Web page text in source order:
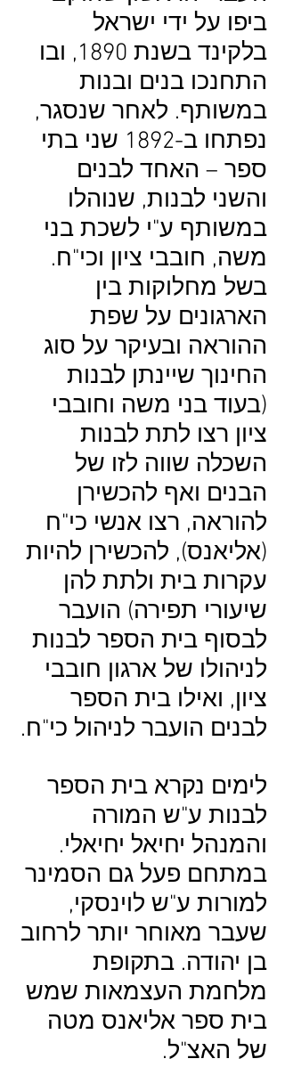
ביפו על ידי ישראל
בלקינד בשנת 1890, ובו
התחנכו בנים ובנות
במשותף. לאחר שנסגר,
נפתחו ב-1892 שני בתי
ספר – האחד לבנים
והשני לבנות, שנוהלו
במשותף ע"י לשכת בני
משה, חובבי ציון וכי"ח.
בשל מחלוקות בין
הארגונים על שפת
ההוראה ובעיקר על סוג
החינוך שיינתן לבנות
(בעוד בני משה וחובבי
ציון רצו לתת לבנות
השכלה שווה לזו של
הבנים ואף להכשירן
להוראה, רצו אנשי כי"ח
(אליאנס), להכשירן להיות
עקרות בית ולתת להן
שיעורי תפירה) הועבר
לבסוף בית הספר לבנות
לניהולו של ארגון חובבי
ציון, ואילו בית הספר
לבנים הועבר לניהול כי"ח.
לימים נקרא בית הספר
לבנות ע"ש המורה
והמנהל יחיאל יחיאלי.
במתחם פעל גם הסמינר
למורות ע"ש לוינסקי,
שעבר מאוחר יותר לרחוב
בן יהודה. בתקופת
מלחמת העצמאות שמש
בית ספר אליאנס מטה
של האצ"ל.